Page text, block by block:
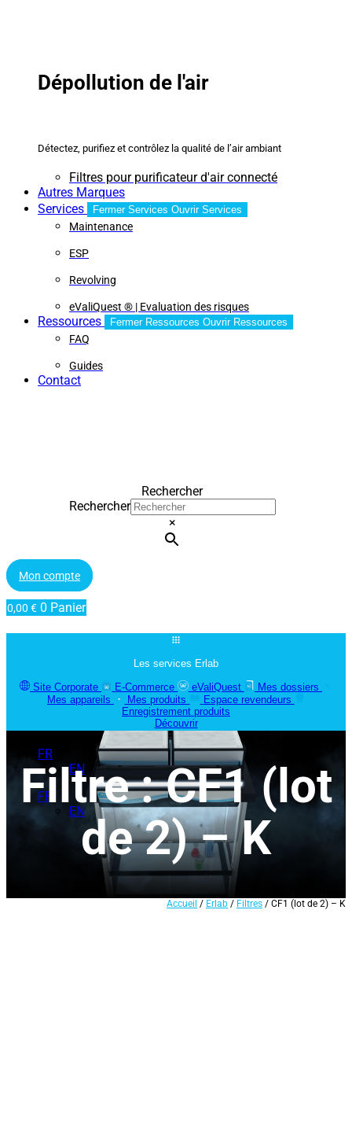
Dépollution de l'air
Détectez, purifiez et contrôlez la qualité de l’air ambiant
Filtres pour purificateur d'air connecté
Autres Marques
Services
Fermer Services Ouvrir Services
Maintenance
ESP
Revolving
eValiQuest ® | Evaluation des risques
Ressources Fermer Ressources Ouvrir Ressources
FAQ
Guides
Contact
Rechercher
Rechercher
×
Mon compte
0,00 € 0 Panier
Les services Erlab
Site Corporate
E-Commerce eValiQuest
Mes dossiers
Mes appareils
Mes produits
Espace revendeurs
Enregistrement produits
Découvrir
FR
EN
FR
EN
Filtre : CF1 (lot
de 2) – K
Accueil / Erlab / Filtres / CF1 (lot de 2) – K